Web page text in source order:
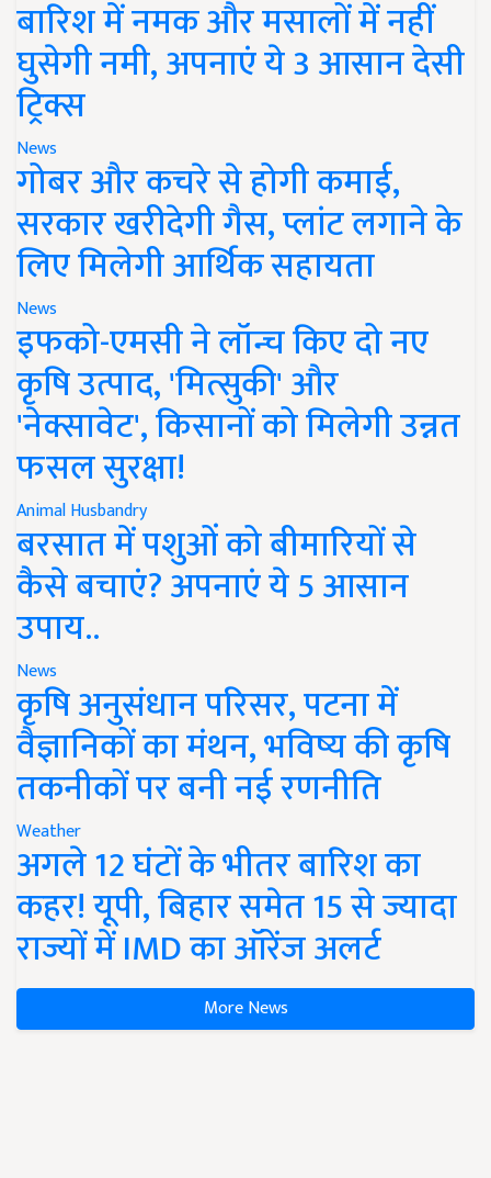
बारिश में नमक और मसालों में नहीं
घुसेगी नमी, अपनाएं ये 3 आसान देसी
ट्रिक्स
News
गोबर और कचरे से होगी कमाई,
सरकार खरीदेगी गैस, प्लांट लगाने के
लिए मिलेगी आर्थिक सहायता
News
इफको-एमसी ने लॉन्च किए दो नए
कृषि उत्पाद, 'मित्सुकी' और
'नेक्सावेट', किसानों को मिलेगी उन्नत
फसल सुरक्षा!
Animal Husbandry
बरसात में पशुओं को बीमारियों से
कैसे बचाएं? अपनाएं ये 5 आसान
उपाय..
News
कृषि अनुसंधान परिसर, पटना में
वैज्ञानिकों का मंथन, भविष्य की कृषि
तकनीकों पर बनी नई रणनीति
Weather
अगले 12 घंटों के भीतर बारिश का
कहर! यूपी, बिहार समेत 15 से ज्यादा
राज्यों में IMD का ऑरेंज अलर्ट
More News